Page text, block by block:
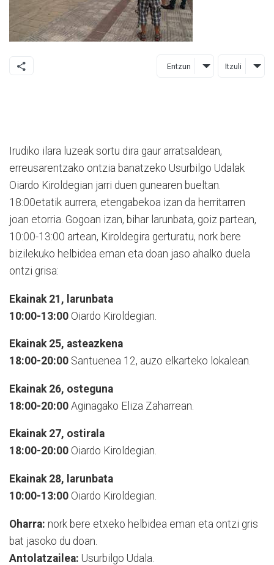
Entzun Itzuli
Irudiko ilara luzeak sortu dira gaur arratsaldean,
erreusarentzako ontzia banatzeko Usurbilgo Udalak
Oiardo Kiroldegian jarri duen gunearen bueltan.
18:00etatik aurrera, etengabekoa izan da herritarren
joan etorria. Gogoan izan, bihar larunbata, goiz partean,
10:00-13:00 artean, Kiroldegira gerturatu, nork bere
bizilekuko helbidea eman eta doan jaso ahalko duela
ontzi grisa:
Ekainak 21, larunbata
10:00-13:00 Oiardo Kiroldegian.
Ekainak 25, asteazkena
18:00-20:00 Santuenea 12, auzo elkarteko lokalean.
Ekainak 26, osteguna
18:00-20:00 Aginagako Eliza Zaharrean.
Ekainak 27, ostirala
18:00-20:00 Oiardo Kiroldegian.
Ekainak 28, larunbata
10:00-13:00 Oiardo Kiroldegian.
Oharra: nork bere etxeko helbidea eman eta ontzi gris
bat jasoko du doan.
Antolatzailea: Usurbilgo Udala.